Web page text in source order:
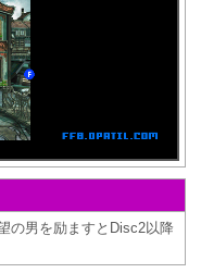
の男を励ますとDisc2以降